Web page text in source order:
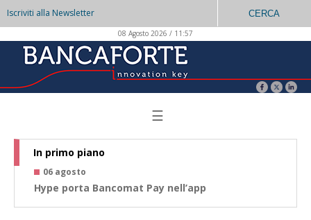
Iscriviti alla Newsletter CERCA
08 Agosto 2026 / 11:57
☰
In primo piano
06 agosto
Hype porta Bancomat Pay nell’app